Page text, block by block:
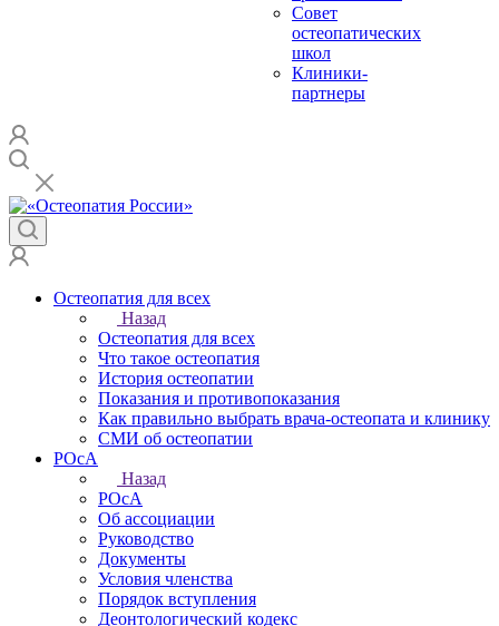
Совет
остеопатических
школ
Клиники-
партнеры
Остеопатия для всех
Назад
Остеопатия для всех
Что такое остеопатия
История остеопатии
Показания и противопоказания
Как правильно выбрать врача-остеопата и клинику
СМИ об остеопатии
РОсА
Назад
РОсА
Об ассоциации
Руководство
Документы
Условия членства
Порядок вступления
Деонтологический кодекс